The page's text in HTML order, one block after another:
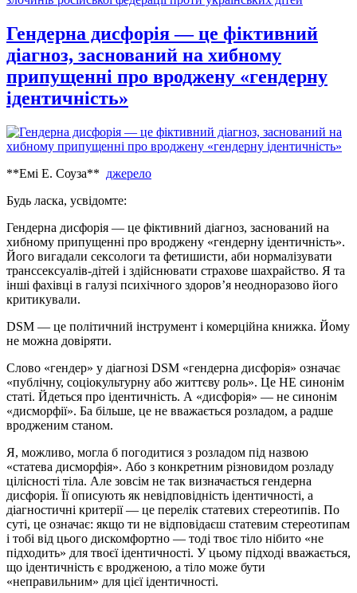
Гендерна дисфорія — це фіктивний
діагноз, заснований на хибному
припущенні про вроджену «гендерну
ідентичність»
**Емі Е. Соуза** джерело
Будь ласка, усвідомте:
Гендерна дисфорія — це фіктивний діагноз, заснований на
хибному припущенні про вроджену «гендерну ідентичність».
Його вигадали сексологи та фетишисти, аби нормалізувати
транссексуалів-дітей і здійснювати страхове шахрайство. Я та
інші фахівці в галузі психічного здоров’я неодноразово його
критикували.
DSM — це політичний інструмент і комерційна книжка. Йому
не можна довіряти.
Слово «гендер» у діагнозі DSM «гендерна дисфорія» означає
«публічну, соціокультурну або життєву роль». Це НЕ синонім
статі. Йдеться про ідентичність. А «дисфорія» — не синонім
«дисморфії». Ба більше, це не вважається розладом, а радше
вродженим станом.
Я, можливо, могла б погодитися з розладом під назвою
«статева дисморфія». Або з конкретним різновидом розладу
цілісності тіла. Але зовсім не так визначається гендерна
дисфорія. Її описують як невідповідність ідентичності, а
діагностичні критерії — це перелік статевих стереотипів. По
суті, це означає: якщо ти не відповідаєш статевим стереотипам
і тобі від цього дискомфортно — тоді твоє тіло нібито «не
підходить» для твоєї ідентичності. У цьому підході вважається,
що ідентичність є вродженою, а тіло може бути
«неправильним» для цієї ідентичності.